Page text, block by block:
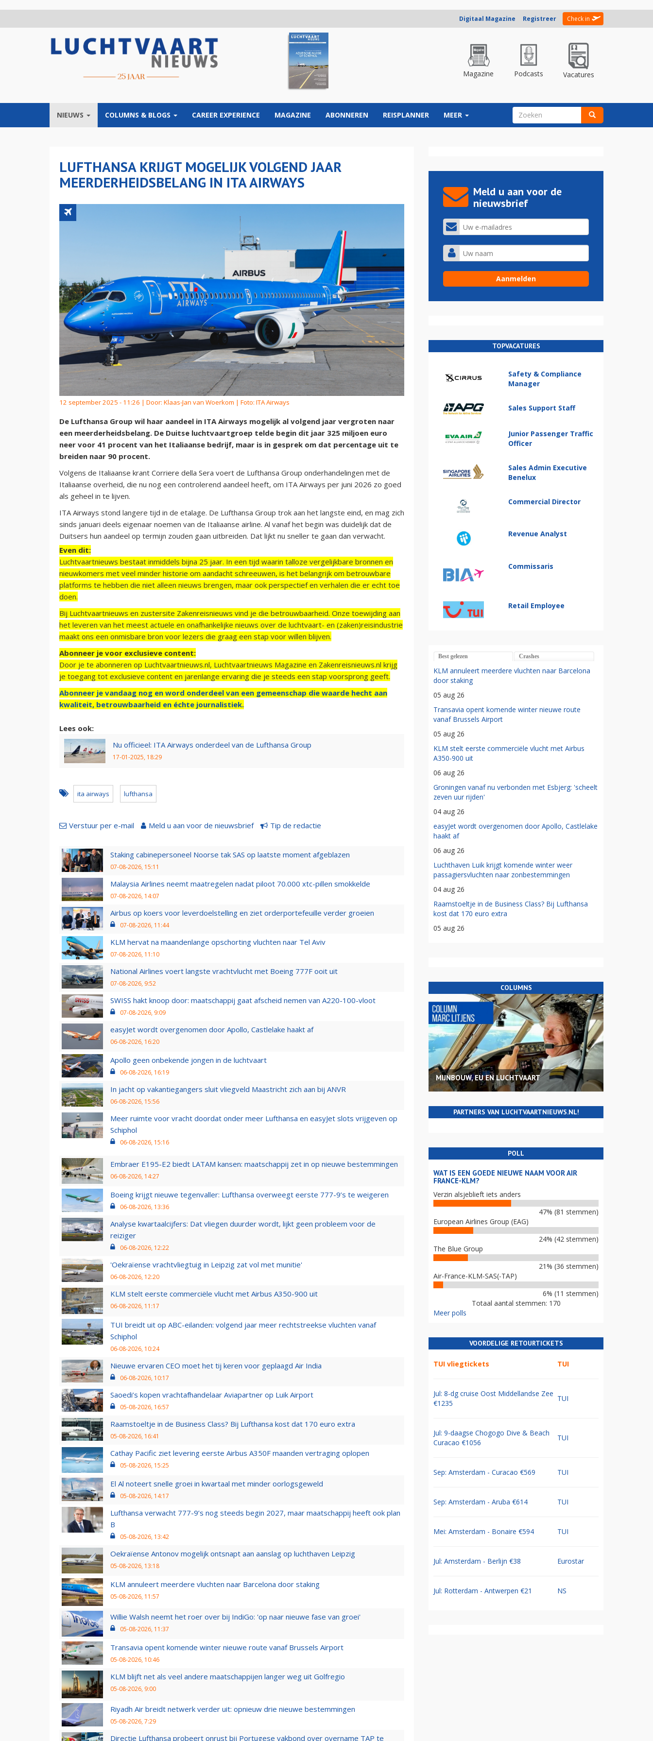
Digitaal Magazine Registreer Check in
Magazine Podcasts Vacatures
NIEUWS COLUMNS & BLOGS CAREER EXPERIENCE MAGAZINE ABONNEREN REISPLANNER MEER ZOEKVELD
LUFTHANSA KRIJGT MOGELIJK VOLGEND JAAR
MEERDERHEIDSBELANG IN ITA AIRWAYS
12 september 2025 - 11:26 | Door: Klaas-Jan van Woerkom | Foto: ITA Airways
De Lufthansa Group wil haar aandeel in ITA Airways mogelijk al volgend jaar vergroten naar
een meerderheidsbelang. De Duitse luchtvaartgroep telde begin dit jaar 325 miljoen euro
neer voor 41 procent van het Italiaanse bedrijf, maar is in gesprek om dat percentage uit te
breiden naar 90 procent.
Volgens de Italiaanse krant Corriere della Sera voert de Lufthansa Group onderhandelingen met de
Italiaanse overheid, die nu nog een controlerend aandeel heeft, om ITA Airways per juni 2026 zo goed
als geheel in te lijven.
ITA Airways stond langere tijd in de etalage. De Lufthansa Group trok aan het langste eind, en mag zich
sinds januari deels eigenaar noemen van de Italiaanse airline. Al vanaf het begin was duidelijk dat de
Duitsers hun aandeel op termijn zouden gaan uitbreiden. Dat lijkt nu sneller te gaan dan verwacht.
Even dit:
Luchtvaartnieuws bestaat inmiddels bijna 25 jaar. In een tijd waarin talloze vergelijkbare bronnen en
nieuwkomers met veel minder historie om aandacht schreeuwen, is het belangrijk om betrouwbare
platforms te hebben die niet alleen nieuws brengen, maar ook perspectief en verhalen die er echt toe
doen.
Bij Luchtvaartnieuws en zustersite Zakenreisnieuws vind je die betrouwbaarheid. Onze toewijding aan
het leveren van het meest actuele en onafhankelijke nieuws over de luchtvaart- en (zaken)reisindustrie
maakt ons een onmisbare bron voor lezers die graag een stap voor willen blijven.
Abonneer je voor exclusieve content:
Door je te abonneren op Luchtvaartnieuws.nl, Luchtvaartnieuws Magazine en Zakenreisnieuws.nl krijg
je toegang tot exclusieve content en jarenlange ervaring die je steeds een stap voorsprong geeft.
Abonneer je vandaag nog en word onderdeel van een gemeenschap die waarde hecht aan
kwaliteit, betrouwbaarheid en échte journalistiek.
Lees ook:
Nu officieel: ITA Airways onderdeel van de Lufthansa Group
17-01-2025, 18:29
ita airways lufthansa
Verstuur per e-mail Meld u aan voor de nieuwsbrief Tip de redactie
Staking cabinepersoneel Noorse tak SAS op laatste moment afgeblazen
07-08-2026, 15:11
Malaysia Airlines neemt maatregelen nadat piloot 70.000 xtc-pillen smokkelde
07-08-2026, 14:07
Airbus op koers voor leverdoelstelling en ziet orderportefeuille verder groeien
07-08-2026, 11:44
KLM hervat na maandenlange opschorting vluchten naar Tel Aviv
07-08-2026, 11:10
National Airlines voert langste vrachtvlucht met Boeing 777F ooit uit
07-08-2026, 9:52
SWISS hakt knoop door: maatschappij gaat afscheid nemen van A220-100-vloot
07-08-2026, 9:09
easyJet wordt overgenomen door Apollo, Castlelake haakt af
06-08-2026, 16:20
Apollo geen onbekende jongen in de luchtvaart
06-08-2026, 16:19
In jacht op vakantiegangers sluit vliegveld Maastricht zich aan bij ANVR
06-08-2026, 15:56
Meer ruimte voor vracht doordat onder meer Lufthansa en easyJet slots vrijgeven op
Schiphol
06-08-2026, 15:16
Embraer E195-E2 biedt LATAM kansen: maatschappij zet in op nieuwe bestemmingen
06-08-2026, 14:27
Boeing krijgt nieuwe tegenvaller: Lufthansa overweegt eerste 777-9’s te weigeren
06-08-2026, 13:36
Analyse kwartaalcijfers: Dat vliegen duurder wordt, lijkt geen probleem voor de
reiziger
06-08-2026, 12:22
'Oekraïense vrachtvliegtuig in Leipzig zat vol met munitie'
06-08-2026, 12:20
KLM stelt eerste commerciële vlucht met Airbus A350-900 uit
06-08-2026, 11:17
TUI breidt uit op ABC-eilanden: volgend jaar meer rechtstreekse vluchten vanaf
Schiphol
06-08-2026, 10:24
Nieuwe ervaren CEO moet het tij keren voor geplaagd Air India
06-08-2026, 10:17
Saoedi’s kopen vrachtafhandelaar Aviapartner op Luik Airport
05-08-2026, 16:57
Raamstoeltje in de Business Class? Bij Lufthansa kost dat 170 euro extra
05-08-2026, 16:41
Cathay Pacific ziet levering eerste Airbus A350F maanden vertraging oplopen
05-08-2026, 15:25
El Al noteert snelle groei in kwartaal met minder oorlogsgeweld
05-08-2026, 14:17
Lufthansa verwacht 777-9’s nog steeds begin 2027, maar maatschappij heeft ook plan
B
05-08-2026, 13:42
Oekraïense Antonov mogelijk ontsnapt aan aanslag op luchthaven Leipzig
05-08-2026, 13:18
KLM annuleert meerdere vluchten naar Barcelona door staking
05-08-2026, 11:57
Willie Walsh neemt het roer over bij IndiGo: 'op naar nieuwe fase van groei'
05-08-2026, 11:37
Transavia opent komende winter nieuwe route vanaf Brussels Airport
05-08-2026, 10:46
KLM blijft net als veel andere maatschappijen langer weg uit Golfregio
05-08-2026, 9:00
Riyadh Air breidt netwerk verder uit: opnieuw drie nieuwe bestemmingen
05-08-2026, 7:29
Directie Lufthansa probeert onrust bij Portugese vakbond over overname TAP te
Meld u aan voor de
nieuwsbrief
TOPVACATURES
Safety & Compliance
Manager
Sales Support Staff
Junior Passenger Traffic
Officer
Sales Admin Executive
Benelux
Commercial Director
Revenue Analyst
Commissaris
Retail Employee
Best gelezen Crashes
KLM annuleert meerdere vluchten naar Barcelona
door staking
05 aug 26
Transavia opent komende winter nieuwe route
vanaf Brussels Airport
05 aug 26
KLM stelt eerste commerciële vlucht met Airbus
A350-900 uit
06 aug 26
Groningen vanaf nu verbonden met Esbjerg: 'scheelt
zeven uur rijden'
04 aug 26
easyJet wordt overgenomen door Apollo, Castlelake
haakt af
06 aug 26
Luchthaven Luik krijgt komende winter weer
passagiersvluchten naar zonbestemmingen
04 aug 26
Raamstoeltje in de Business Class? Bij Lufthansa
kost dat 170 euro extra
05 aug 26
COLUMNS
MIJNBOUW, EU EN LUCHTVAART
PARTNERS VAN LUCHTVAARTNIEUWS.NL!
POLL
WAT IS EEN GOEDE NIEUWE NAAM VOOR AIR
FRANCE-KLM?
Verzin alsjeblieft iets anders
47% (81 stemmen)
European Airlines Group (EAG)
24% (42 stemmen)
The Blue Group
21% (36 stemmen)
Air-France-KLM-SAS(-TAP)
6% (11 stemmen)
Totaal aantal stemmen: 170
Meer polls
VOORDELIGE RETOURTICKETS
TUI vliegtickets TUI
Jul: 8-dg cruise Oost Middellandse Zee
€1235
TUI
Jul: 9-daagse Chogogo Dive & Beach
Curacao €1056
TUI
Sep: Amsterdam - Curacao €569 TUI
Sep: Amsterdam - Aruba €614 TUI
Mei: Amsterdam - Bonaire €594 TUI
Jul: Amsterdam - Berlijn €38 Eurostar
Jul: Rotterdam - Antwerpen €21 NS